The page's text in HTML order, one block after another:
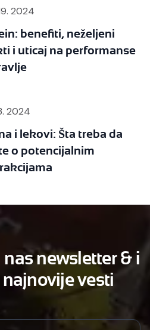
2024
benefiti, neželjeni
i uticaj na performanse
2024
i lekovi: Šta treba da
o potencijalnim
nas newsletter & i
vesti